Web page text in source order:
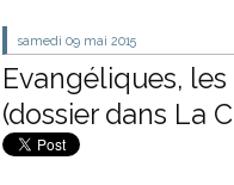
samedi 09 mai 2015
Evangéliques,
(dossier dans La